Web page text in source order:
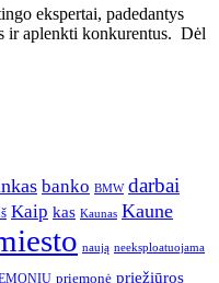
ekspertai, padedantys
ir aplenkti konkurentus. Dėl
banko BMW darbai
Kaip kas Kaunas Kaune
naują neeksploatuojama
priemonė priežiūros